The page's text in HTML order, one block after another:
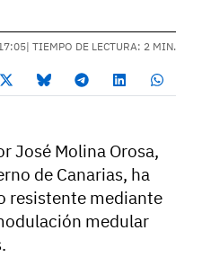
| TIEMPO DE LECTURA: 2 MIN.
José Molina Orosa,
de Canarias, ha
resistente mediante
medular